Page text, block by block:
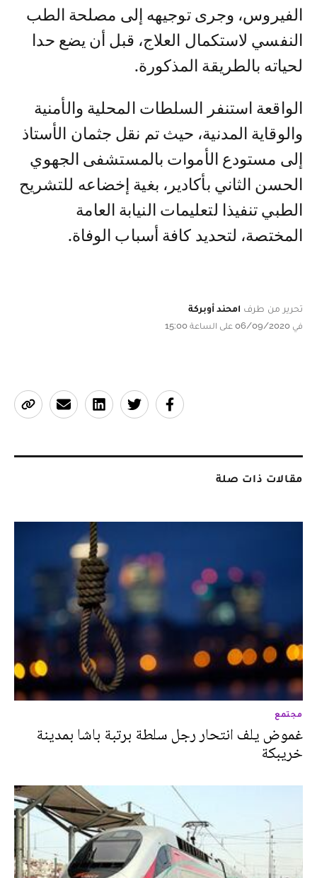
الفيروس، وجرى توجيهه إلى مصلحة الطب
النفسي لاستكمال العلاج، قبل أن يضع حدا
لحياته بالطريقة المذكورة.
الواقعة استنفر السلطات المحلية والأمنية
والوقاية المدنية، حيث تم نقل جثمان الأستاذ
إلى مستودع الأموات بالمستشفى الجهوي
الحسن الثاني بأكادير، بغية إخضاعه للتشريح
الطبي تنفيذا لتعليمات النيابة العامة
المختصة، لتحديد كافة أسباب الوفاة.
تحرير من طرف امحند أوبركة
في 06/09/2020 على الساعة 15:00
مقالات ذات صلة
مجتمع
غموض يلف انتحار رجل سلطة برتبة باشا بمدينة
خريبكة